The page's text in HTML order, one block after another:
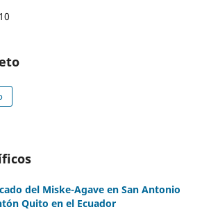
del Miske-Agave en San Antonio
Quito en el Ecuador